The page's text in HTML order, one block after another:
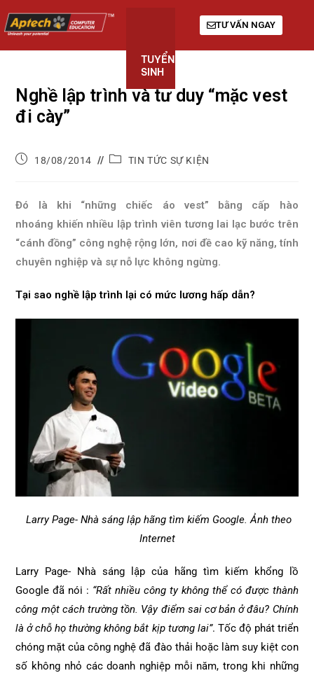
TUYỂN
SINH
TƯ VẤN NGAY
Nghề lập trình và tư duy “mặc vest
đi cày”
18/08/2014 TIN TỨC SỰ KIỆN
Đó là khi “những chiếc áo vest” bằng cấp hào
nhoáng khiến nhiều lập trình viên tương lai lạc bước trên
“cánh đồng” công nghệ rộng lớn, nơi đề cao kỹ năng, tính
chuyên nghiệp và sự nỗ lực không ngừng.
Tại sao nghề lập trình lại có mức lương hấp dẫn?
Larry Page- Nhà sáng lập hãng tìm kiếm Google. Ảnh theo
Internet
Larry Page- Nhà sáng lập của hãng tìm kiếm khổng lồ
Google đã nói : “Rất nhiều công ty không thể có được thành
công một cách trường tồn. Vậy điểm sai cơ bản ở đâu? Chính
là ở chỗ họ thường không bắt kịp tương lai”. Tốc độ phát triển
chóng mặt của công nghệ đã đào thải hoặc làm suy kiệt con
số không nhỏ các doanh nghiệp mỗi năm, trong khi những